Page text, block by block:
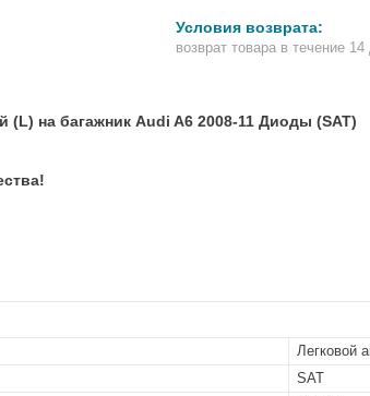
возврат товара в течение 14
на багажник Audi A6 2008-11 Диоды (SAT)
Легковой
SAT